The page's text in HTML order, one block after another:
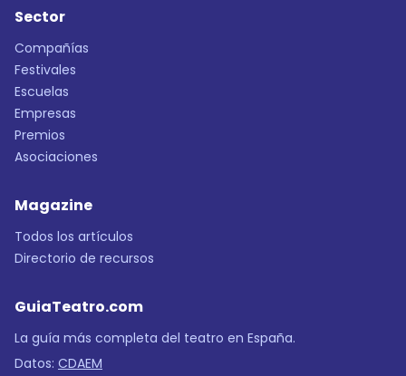
Sector
Compañías
Festivales
Escuelas
Empresas
Premios
Asociaciones
Magazine
Todos los artículos
Directorio de recursos
GuiaTeatro.com
La guía más completa del teatro en España.
Datos: CDAEM